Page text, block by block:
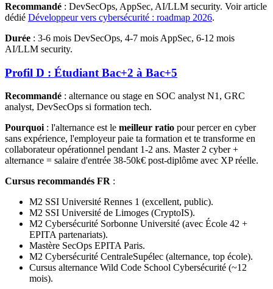
Recommandé : DevSecOps, AppSec, AI/LLM security. Voir article
dédié Développeur vers cybersécurité : roadmap 2026.
Durée : 3-6 mois DevSecOps, 4-7 mois AppSec, 6-12 mois
AI/LLM security.
Profil D : Étudiant Bac+2 à Bac+5
Recommandé : alternance ou stage en SOC analyst N1, GRC
analyst, DevSecOps si formation tech.
Pourquoi : l'alternance est le meilleur ratio pour percer en cyber
sans expérience, l'employeur paie ta formation et te transforme en
collaborateur opérationnel pendant 1-2 ans. Master 2 cyber +
alternance = salaire d'entrée 38-50k€ post-diplôme avec XP réelle.
Cursus recommandés FR :
M2 SSI Université Rennes 1 (excellent, public).
M2 SSI Université de Limoges (CryptoIS).
M2 Cybersécurité Sorbonne Université (avec École 42 +
EPITA partenariats).
Mastère SecOps EPITA Paris.
M2 Cybersécurité CentraleSupélec (alternance, top école).
Cursus alternance Wild Code School Cybersécurité (~12
mois).